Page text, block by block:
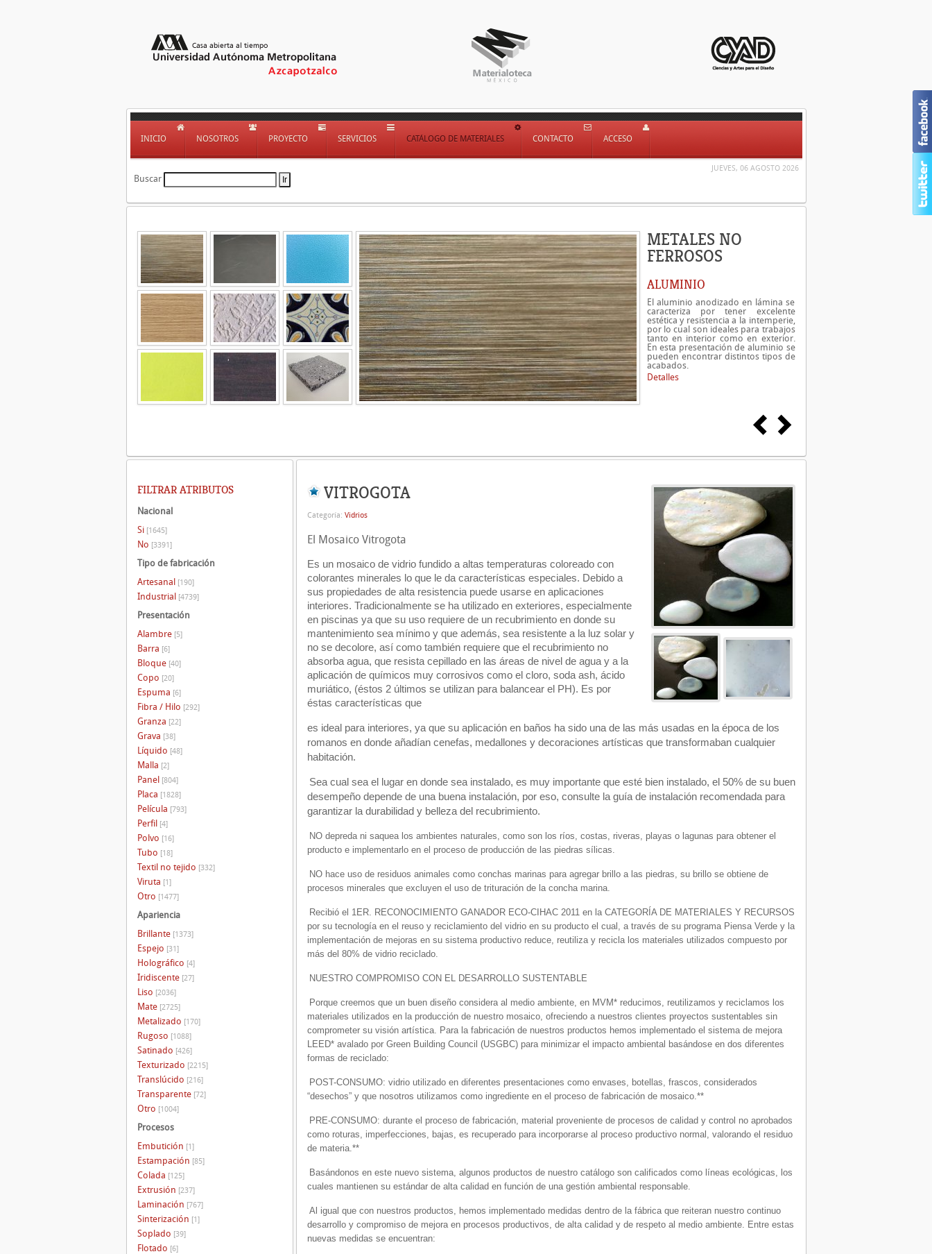
INICIO NOSOTROS PROYECTO SERVICIOS CATÁLOGO DE MATERIALES CONTACTO ACCESO
JUEVES, 06 AGOSTO 2026
Buscar
METALES NO
FERROSOS
ALUMINIO
El aluminio anodizado en lámina se
caracteriza por tener excelente
estética y resistencia a la intemperie,
por lo cual son ideales para trabajos
tanto en interior como en exterior.
En esta presentación de aluminio se
pueden encontrar distintos tipos de
acabados.
Detalles
VITROGOTA
Categoría: Vidrios
El Mosaico Vitrogota
Es un mosaico de vidrio fundido a altas temperaturas coloreado con
colorantes minerales lo que le da características especiales. Debido a
sus propiedades de alta resistencia puede usarse en aplicaciones
interiores. Tradicionalmente se ha utilizado en exteriores, especialmente
en piscinas ya que su uso requiere de un recubrimiento en donde su
mantenimiento sea mínimo y que además, sea resistente a la luz solar y
no se decolore, así como también requiere que el recubrimiento no
absorba agua, que resista cepillado en las áreas de nivel de agua y a la
aplicación de químicos muy corrosivos como el cloro, soda ash, ácido
muriático, (éstos 2 últimos se utilizan para balancear el PH). Es por
éstas características que
es ideal para interiores, ya que su aplicación en baños ha sido una de las más usadas en la época de los
romanos en donde añadían cenefas, medallones y decoraciones artísticas que transformaban cualquier
habitación.
Sea cual sea el lugar en donde sea instalado, es muy importante que esté bien instalado, el 50% de su buen
desempeño depende de una buena instalación, por eso, consulte la guía de instalación recomendada para
garantizar la durabilidad y belleza del recubrimiento.
NO depreda ni saquea los ambientes naturales, como son los ríos, costas, riveras, playas o lagunas para obtener el
producto e implementarlo en el proceso de producción de las piedras sílicas.
NO hace uso de residuos animales como conchas marinas para agregar brillo a las piedras, su brillo se obtiene de
procesos minerales que excluyen el uso de trituración de la concha marina.
Recibió el 1ER. RECONOCIMIENTO GANADOR ECO-CIHAC 2011 en la CATEGORÍA DE MATERIALES Y RECURSOS
por su tecnología en el reuso y reciclamiento del vidrio en su producto el cual, a través de su programa Piensa Verde y la
implementación de mejoras en su sistema productivo reduce, reutiliza y recicla los materiales utilizados compuesto por
más del 80% de vidrio reciclado.
NUESTRO COMPROMISO CON EL DESARROLLO SUSTENTABLE
Porque creemos que un buen diseño considera al medio ambiente, en MVM* reducimos, reutilizamos y reciclamos los
materiales utilizados en la producción de nuestro mosaico, ofreciendo a nuestros clientes proyectos sustentables sin
comprometer su visión artística. Para la fabricación de nuestros productos hemos implementado el sistema de mejora
LEED* avalado por Green Building Council (USGBC) para minimizar el impacto ambiental basándose en dos diferentes
formas de reciclado:
POST-CONSUMO: vidrio utilizado en diferentes presentaciones como envases, botellas, frascos, considerados
“desechos” y que nosotros utilizamos como ingrediente en el proceso de fabricación de mosaico.**
PRE-CONSUMO: durante el proceso de fabricación, material proveniente de procesos de calidad y control no aprobados
como roturas, imperfecciones, bajas, es recuperado para incorporarse al proceso productivo normal, valorando el residuo
de materia.**
Basándonos en este nuevo sistema, algunos productos de nuestro catálogo son calificados como líneas ecológicas, los
cuales mantienen su estándar de alta calidad en función de una gestión ambiental responsable.
Al igual que con nuestros productos, hemos implementado medidas dentro de la fábrica que reiteran nuestro continuo
desarrollo y compromiso de mejora en procesos productivos, de alta calidad y de respeto al medio ambiente. Entre estas
nuevas medidas se encuentran:
FILTRAR ATRIBUTOS
Nacional
Si [1645]
No [3391]
Tipo de fabricación
Artesanal [190]
Industrial [4739]
Presentación
Alambre [5]
Barra [6]
Bloque [40]
Copo [20]
Espuma [6]
Fibra / Hilo [292]
Granza [22]
Grava [38]
Líquido [48]
Malla [2]
Panel [804]
Placa [1828]
Película [793]
Perfil [4]
Polvo [16]
Tubo [18]
Textil no tejido [332]
Viruta [1]
Otro [1477]
Apariencia
Brillante [1373]
Espejo [31]
Holográfico [4]
Iridiscente [27]
Liso [2036]
Mate [2725]
Metalizado [170]
Rugoso [1088]
Satinado [426]
Texturizado [2215]
Translúcido [216]
Transparente [72]
Otro [1004]
Procesos
Embutición [1]
Estampación [85]
Colada [125]
Extrusión [237]
Laminación [767]
Sinterización [1]
Soplado [39]
Flotado [6]